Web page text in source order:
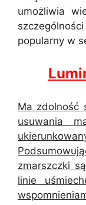
umożliwia
popularny w
Ma zdolność
usuwania
zmarszczki
linie